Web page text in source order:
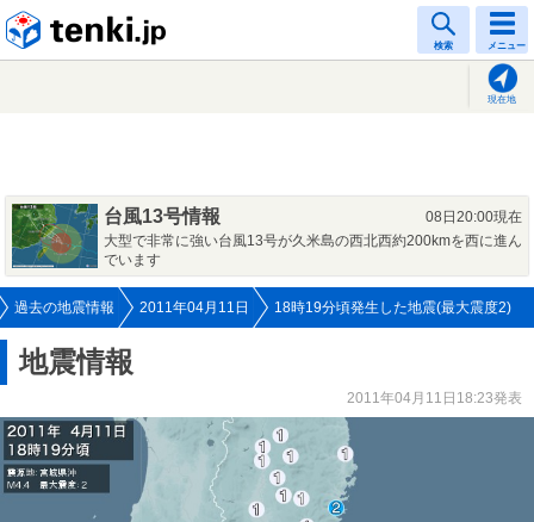
検索 メニュー
現在地
台風13号情報
08日20:00現在
大型で非常に強い台風13号が久米島の西北西約200kmを西に進ん
でいます
過去の地震情報 2011年04月11日 18時19分頃発生した地震(最大震度2)
地震情報
2011年04月11日18:23発表